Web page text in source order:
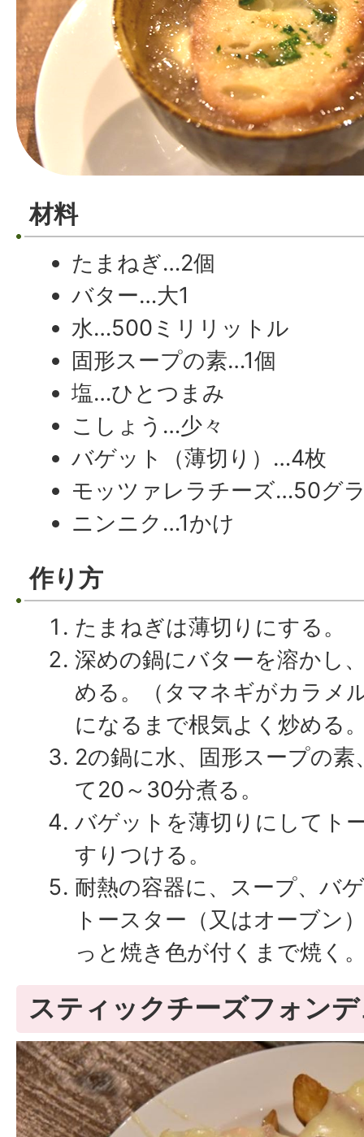
材料
たまねぎ…2個
バター…大1
水…500ミリリットル
固形スープの素…1個
塩…ひとつまみ
こしょう…少々
バゲット（薄切り）…4枚
モッツァレラチーズ…50グ
ニンニク…1かけ
作り方
たまねぎは薄切りにする。
深めの鍋にバターを溶かし
める。（タマネギがカラメ
になるまで根気よく炒める
2の鍋に水、固形スープの
て20～30分煮る。
バゲットを薄切りにしてト
すりつける。
耐熱の容器に、スープ、バ
トースター（又はオーブン
っと焼き色が付くまで焼く
スティックチーズフォン